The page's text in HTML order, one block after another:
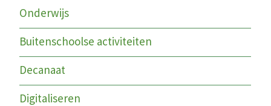
Onderwijs
Buitenschoolse activiteiten
Decanaat
Digitaliseren